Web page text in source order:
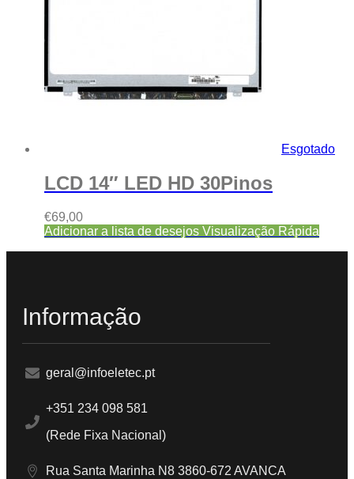
Esgotado
LCD 14″ LED HD 30Pinos
€69,00
Adicionar a lista de desejos Visualização Rápida
Informação
geral@infoeletec.pt
+351 234 098 581
(Rede Fixa Nacional)
Rua Santa Marinha N8 3860-672 AVANCA